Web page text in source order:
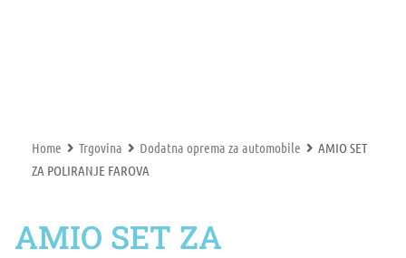
Home Trgovina Dodatna oprema za automobile
AMIO SET
ZA POLIRANJE FAROVA
AMIO SET ZA